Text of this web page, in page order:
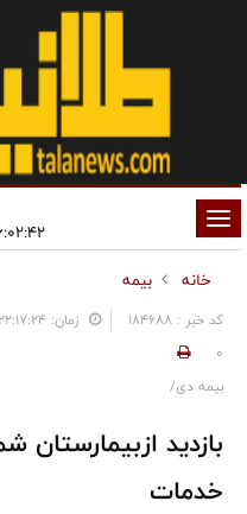
تغییر
وضعیت
ناوبری
۱۶:۰۲:۴۲ ۱۴۰۵/۰۵/۱۸
خانه
بیمه
کد خبر : 184688 زمان: ۲۲:۱۷:۲۴ - تاریخ: ۱۴۰۵/۰۳/۱۱
0
بیمه دی/
بازدید
خدمات